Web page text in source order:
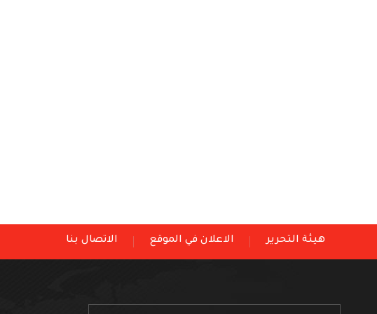
هيئة التحرير الاعلان في الموقع الاتصال بنا